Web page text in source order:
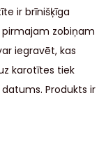
ir brīnišķīga
zobiņam
iegravēt, kas
karotītes tiek
Produkts ir